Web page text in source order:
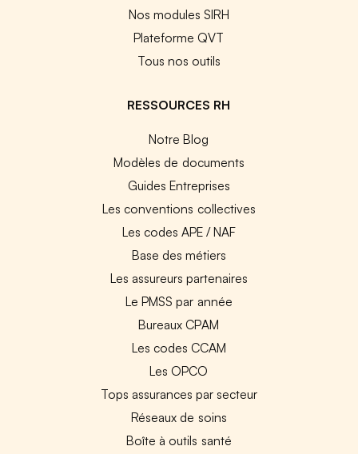
Nos modules SIRH
Plateforme QVT
Tous nos outils
RESSOURCES RH
Notre Blog
Modèles de documents
Guides Entreprises
Les conventions collectives
Les codes APE / NAF
Base des métiers
Les assureurs partenaires
Le PMSS par année
Bureaux CPAM
Les codes CCAM
Les OPCO
Tops assurances par secteur
Réseaux de soins
Boîte à outils santé